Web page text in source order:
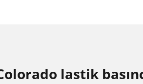
Colorado lastik